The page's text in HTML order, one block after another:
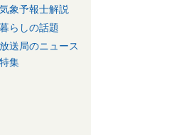
気象予報士解説
暮らしの話題
放送局のニュース
特集